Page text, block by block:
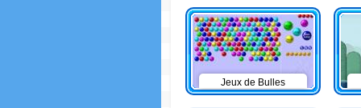
Jeux de Bulles